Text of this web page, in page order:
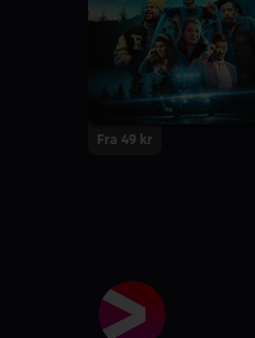
Fra 49 kr